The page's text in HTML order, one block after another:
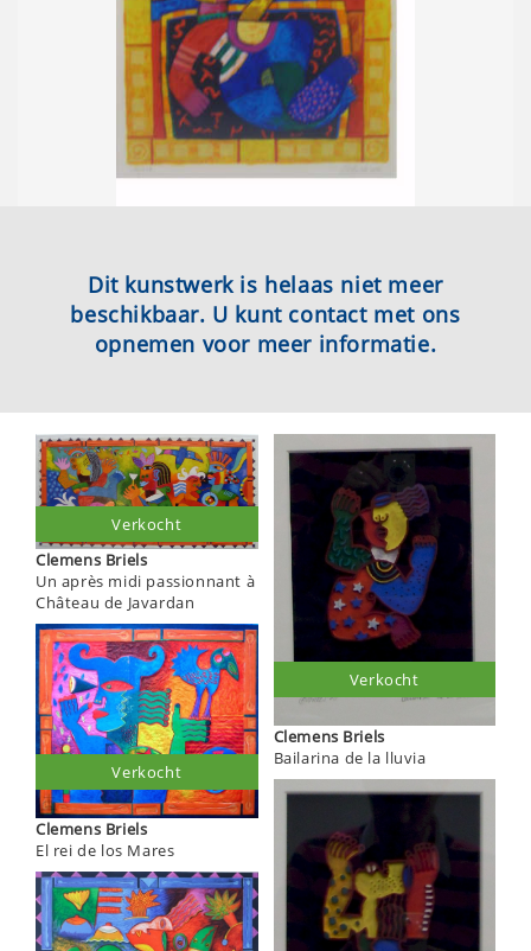
Dit kunstwerk is helaas niet meer
beschikbaar. U kunt contact met ons
opnemen voor meer informatie.
Clemens Briels
Un après midi passionnant à
Château de Javardan
Verkocht
Clemens Briels
El rei de los Mares
Verkocht
Clemens Briels
Bailarina de la lluvia
Verkocht